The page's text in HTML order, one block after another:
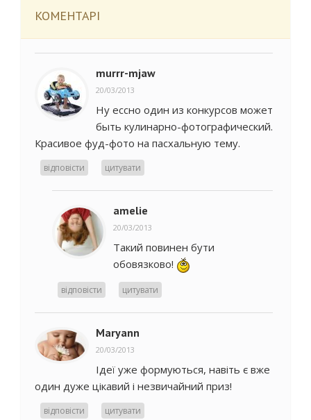
КОМЕНТАРІ
murrr-mjaw
20/03/2013
Ну ессно один из конкурсов может
быть кулинарно-фотографический.
Красивое фуд-фото на пасхальную тему.
відповісти цитувати
amelie
20/03/2013
Такий повинен бути
обовязково!
відповісти цитувати
Maryann
20/03/2013
Ідеї уже формуються, навіть є вже
один дуже цікавий і незвичайний приз!
відповісти цитувати